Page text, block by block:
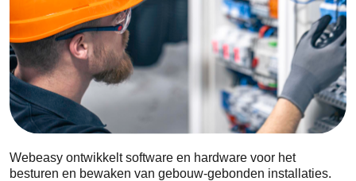
Webeasy ontwikkelt software en hardware voor het
besturen en bewaken van gebouw-gebonden installaties.